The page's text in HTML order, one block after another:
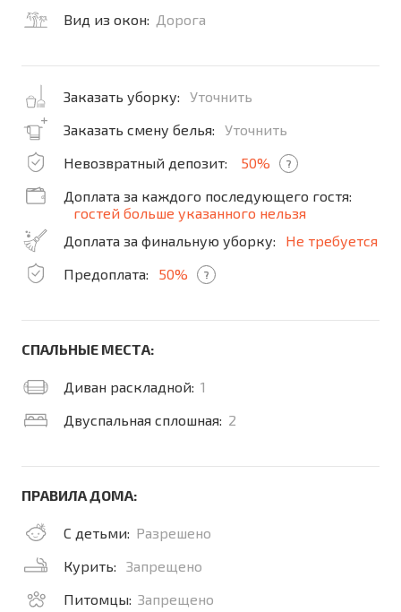
Вид из окон: Дорога
Заказать уборку:
Уточнить
Заказать смену белья:
Уточнить
Невозвратный депозит:
50% ?
Доплата за каждого последующего гостя:
гостей больше указанного нельзя
Доплата за финальную уборку:
Не требуется
Предоплата:
50% ?
СПАЛЬНЫЕ МЕСТА:
Диван раскладной: 1
Двуспальная сплошная: 2
ПРАВИЛА ДОМА:
С детьми: Разрешено
Курить:
Запрещено
Питомцы: Запрещено